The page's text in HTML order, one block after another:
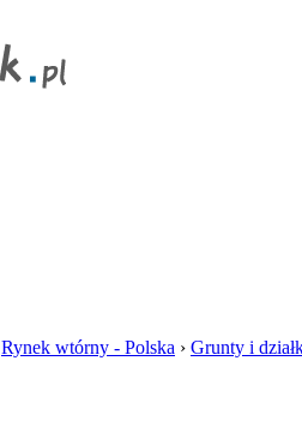
Rynek wtórny - Polska › Grunty i